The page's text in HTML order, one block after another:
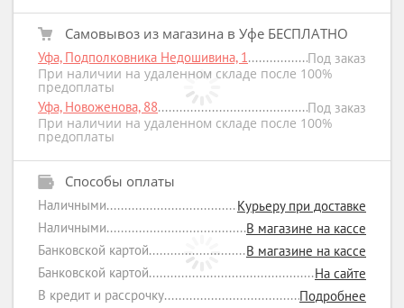
Самовывоз из магазина в Уфе БЕСПЛАТНО
Уфа, Подполковника Недошивина, 1
Под заказ
При наличии на удаленном складе после 100%
предоплаты
Уфа, Новоженова, 88
Под заказ
При наличии на удаленном складе после 100%
предоплаты
Способы оплаты
Наличными
Курьеру при доставке
Наличными
В магазине на кассе
Банковской картой
В магазине на кассе
Банковской картой
На сайте
В кредит и рассрочку
Подробнее